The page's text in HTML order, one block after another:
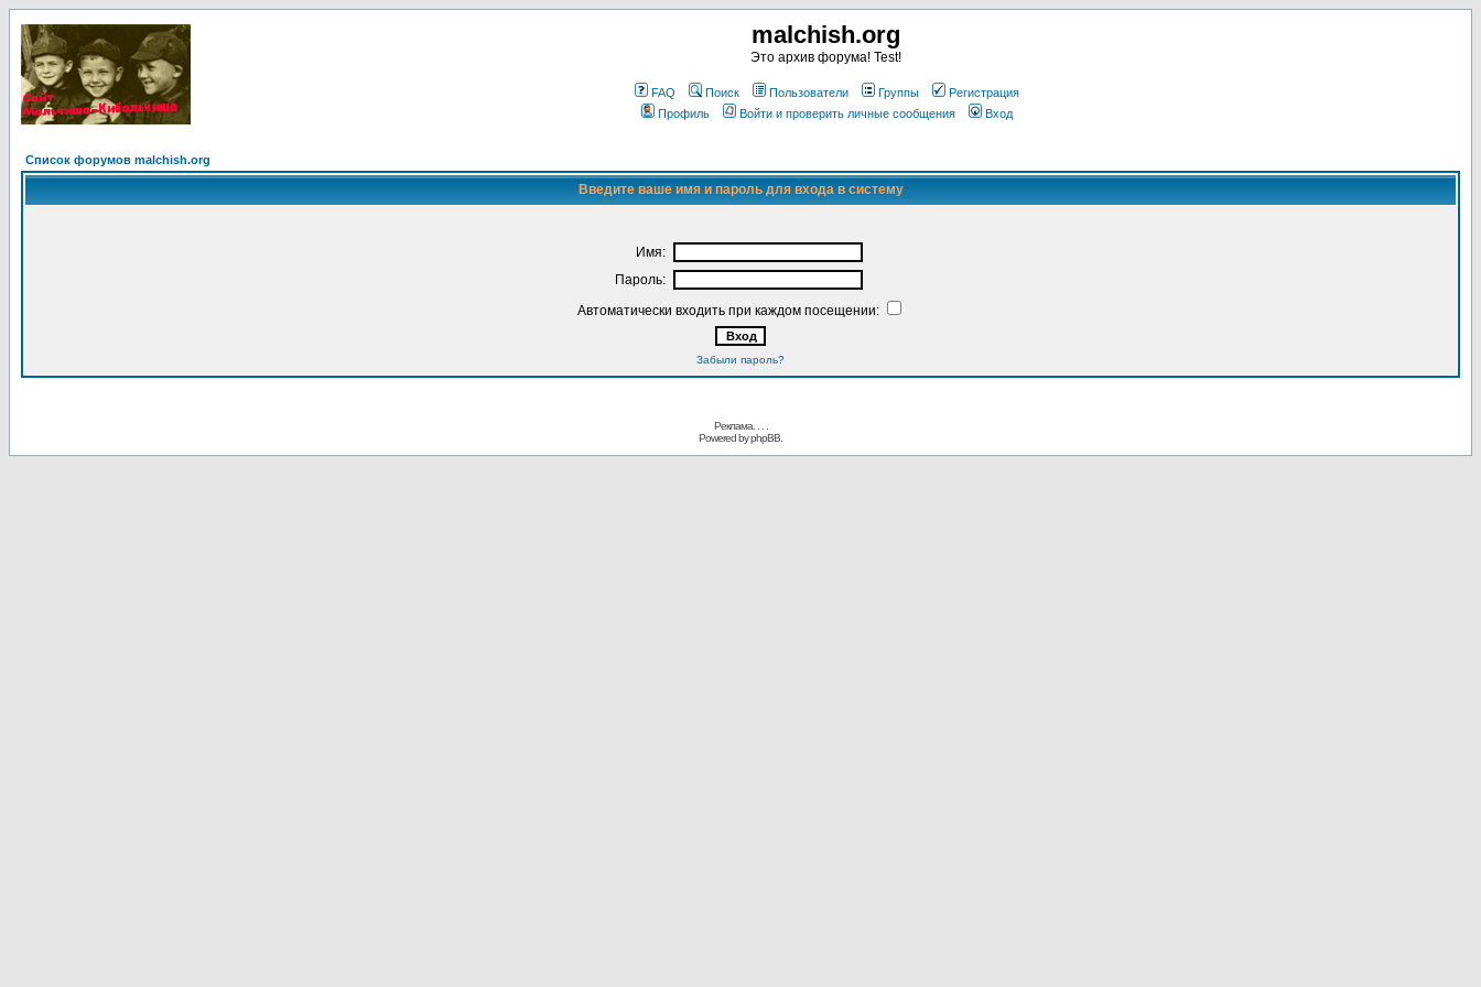
malchish.org
Это архив форума! Test!
FAQ Поиск Пользователи Группы
Регистрация
Профиль
Войти и проверить личные сообщения Вход
Список форумов malchish.org
Введите ваше имя и пароль для входа в систему
Имя:
Пароль:
Автоматически входить при каждом посещении:
Забыли пароль?
Реклама. . .
Powered byphpBB.